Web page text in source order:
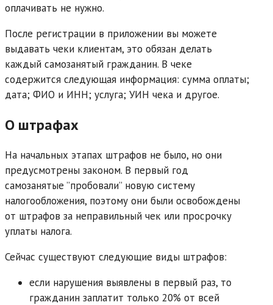
оплачивать не нужно.
После регистрации в приложении вы можете
выдавать чеки клиентам, это обязан делать
каждый самозанятый гражданин. В чеке
содержится следующая информация: сумма оплаты;
дата; ФИО и ИНН; услуга; УИН чека и другое.
О штрафах
На начальных этапах штрафов не было, но они
предусмотрены законом. В первый год
самозанятые ”пробовали” новую систему
налогообложения, поэтому они были освобождены
от штрафов за неправильный чек или просрочку
уплаты налога.
Сейчас существуют следующие виды штрафов:
если нарушения выявлены в первый раз, то
гражданин заплатит только 20% от всей